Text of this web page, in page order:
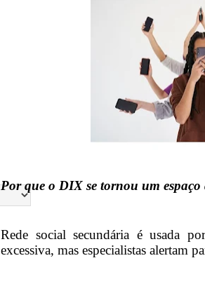
Por que o DIX se tornou um
Rede social secundária é usada
excessiva, mas especialistas alertam